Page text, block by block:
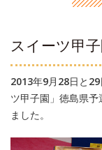
スイーツ甲
2013年9月28日と
ツ甲子園」徳島県予
ました。